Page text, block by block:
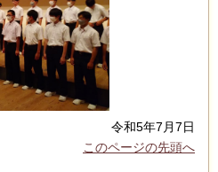
令和5年7月7日
このページの先頭へ